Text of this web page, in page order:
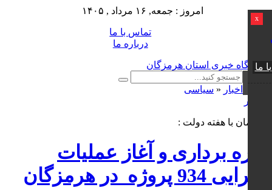
امروز : جمعه, ۱۶ مرداد , ۱۴۰۵
تماس با ما
درباره ما
x
ما
اخبار « سیاسی
همزمان با هفته دولت :
بهره برداری و آغاز عملیات
اجرایی 934 پروژه در هرمزگان